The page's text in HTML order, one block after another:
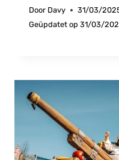
Door Davy
31/03/
Geüpdatet op 31/03/